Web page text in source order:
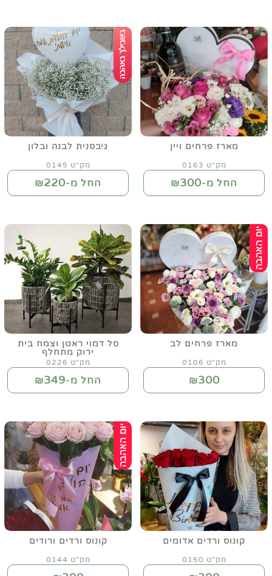
מארז פרחים ויין
מק"ט 0163
החל מ-₪300
גיבסנית לבנה ובלון
מק"ט 0145
החל מ-₪220
מארז פרחים לב
מק"ט 0106
₪300
סל דמוי ראטן וצמח בית
ירוק מתחלף
מק"ט 0226
החל מ-₪349
קונוס ורדים אדומים
מק"ט 0150
קונוס ורדים ורודים
מק"ט 0144